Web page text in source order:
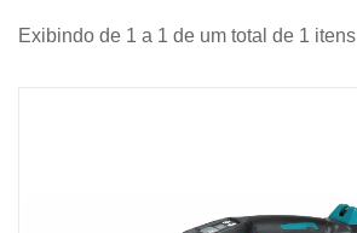
Exibindo de 1 a 1 de um total de 1 itens